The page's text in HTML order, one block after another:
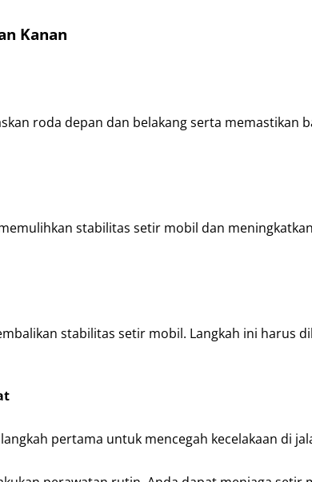
Kanan
roda depan dan belakang serta memastikan
stabilitas setir mobil dan
stabilitas setir mobil. Langkah ini harus
pertama untuk mencegah kecelakaan di